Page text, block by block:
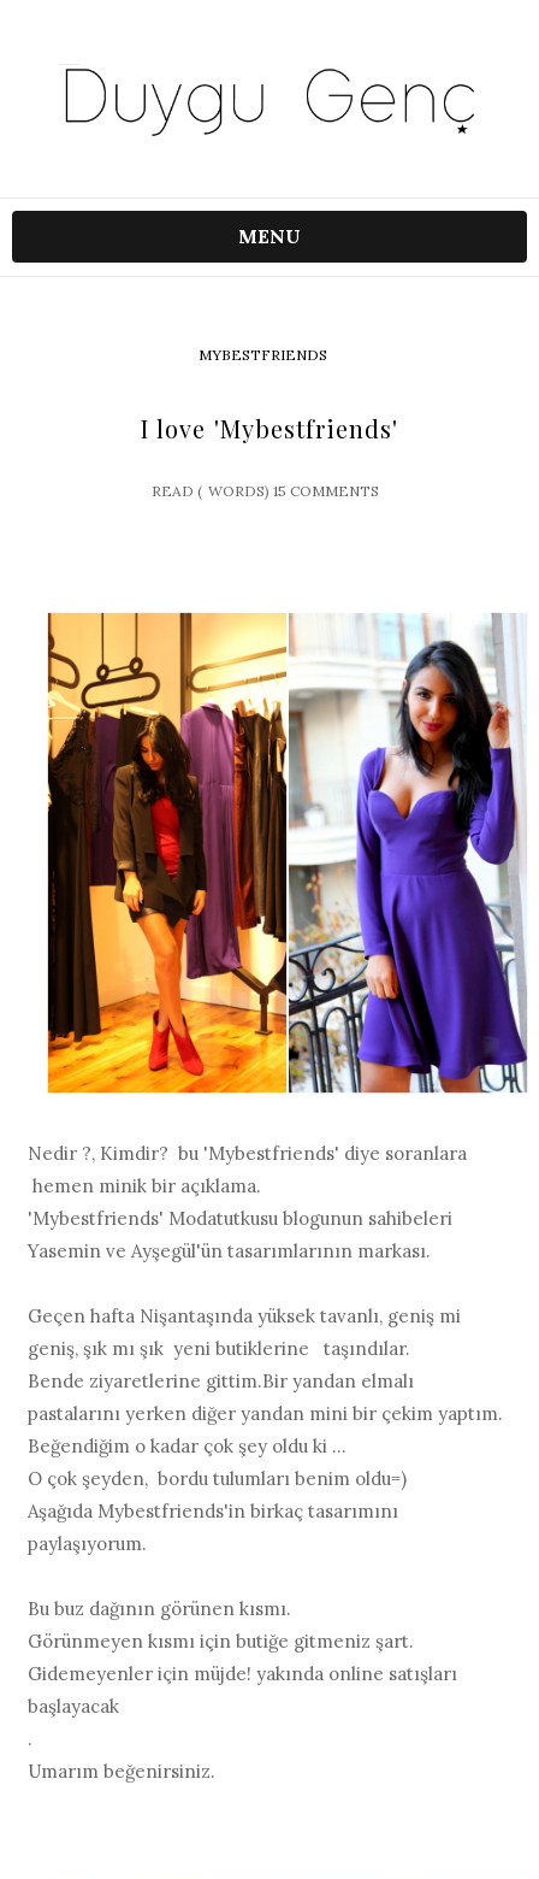
MENU
MYBESTFRIENDS
I love 'Mybestfriends'
READ ( WORDS) 15 COMMENTS
Nedir ?, Kimdir? bu 'Mybestfriends' diye soranlara
hemen minik bir açıklama.
'Mybestfriends' Modatutkusu blogunun sahibeleri
Yasemin ve Ayşegül'ün tasarımlarının markası.
Geçen hafta Nişantaşında yüksek tavanlı, geniş mi
geniş, şık mı şık yeni butiklerine taşındılar.
Bende ziyaretlerine gittim.Bir yandan elmalı
pastalarını yerken diğer yandan mini bir çekim yaptım.
Beğendiğim o kadar çok şey oldu ki ...
O çok şeyden, bordu tulumları benim oldu=)
Aşağıda Mybestfriends'in birkaç tasarımını
paylaşıyorum.
Bu buz dağının görünen kısmı.
Görünmeyen kısmı için butiğe gitmeniz şart.
Gidemeyenler için müjde! yakında online satışları
başlayacak
.
Umarım beğenirsiniz.